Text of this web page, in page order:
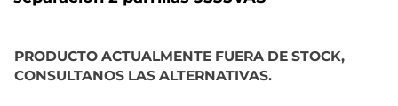
PRODUCTO ACTUALMENTE FUERA DE STOCK,
CONSULTANOS LAS ALTERNATIVAS.